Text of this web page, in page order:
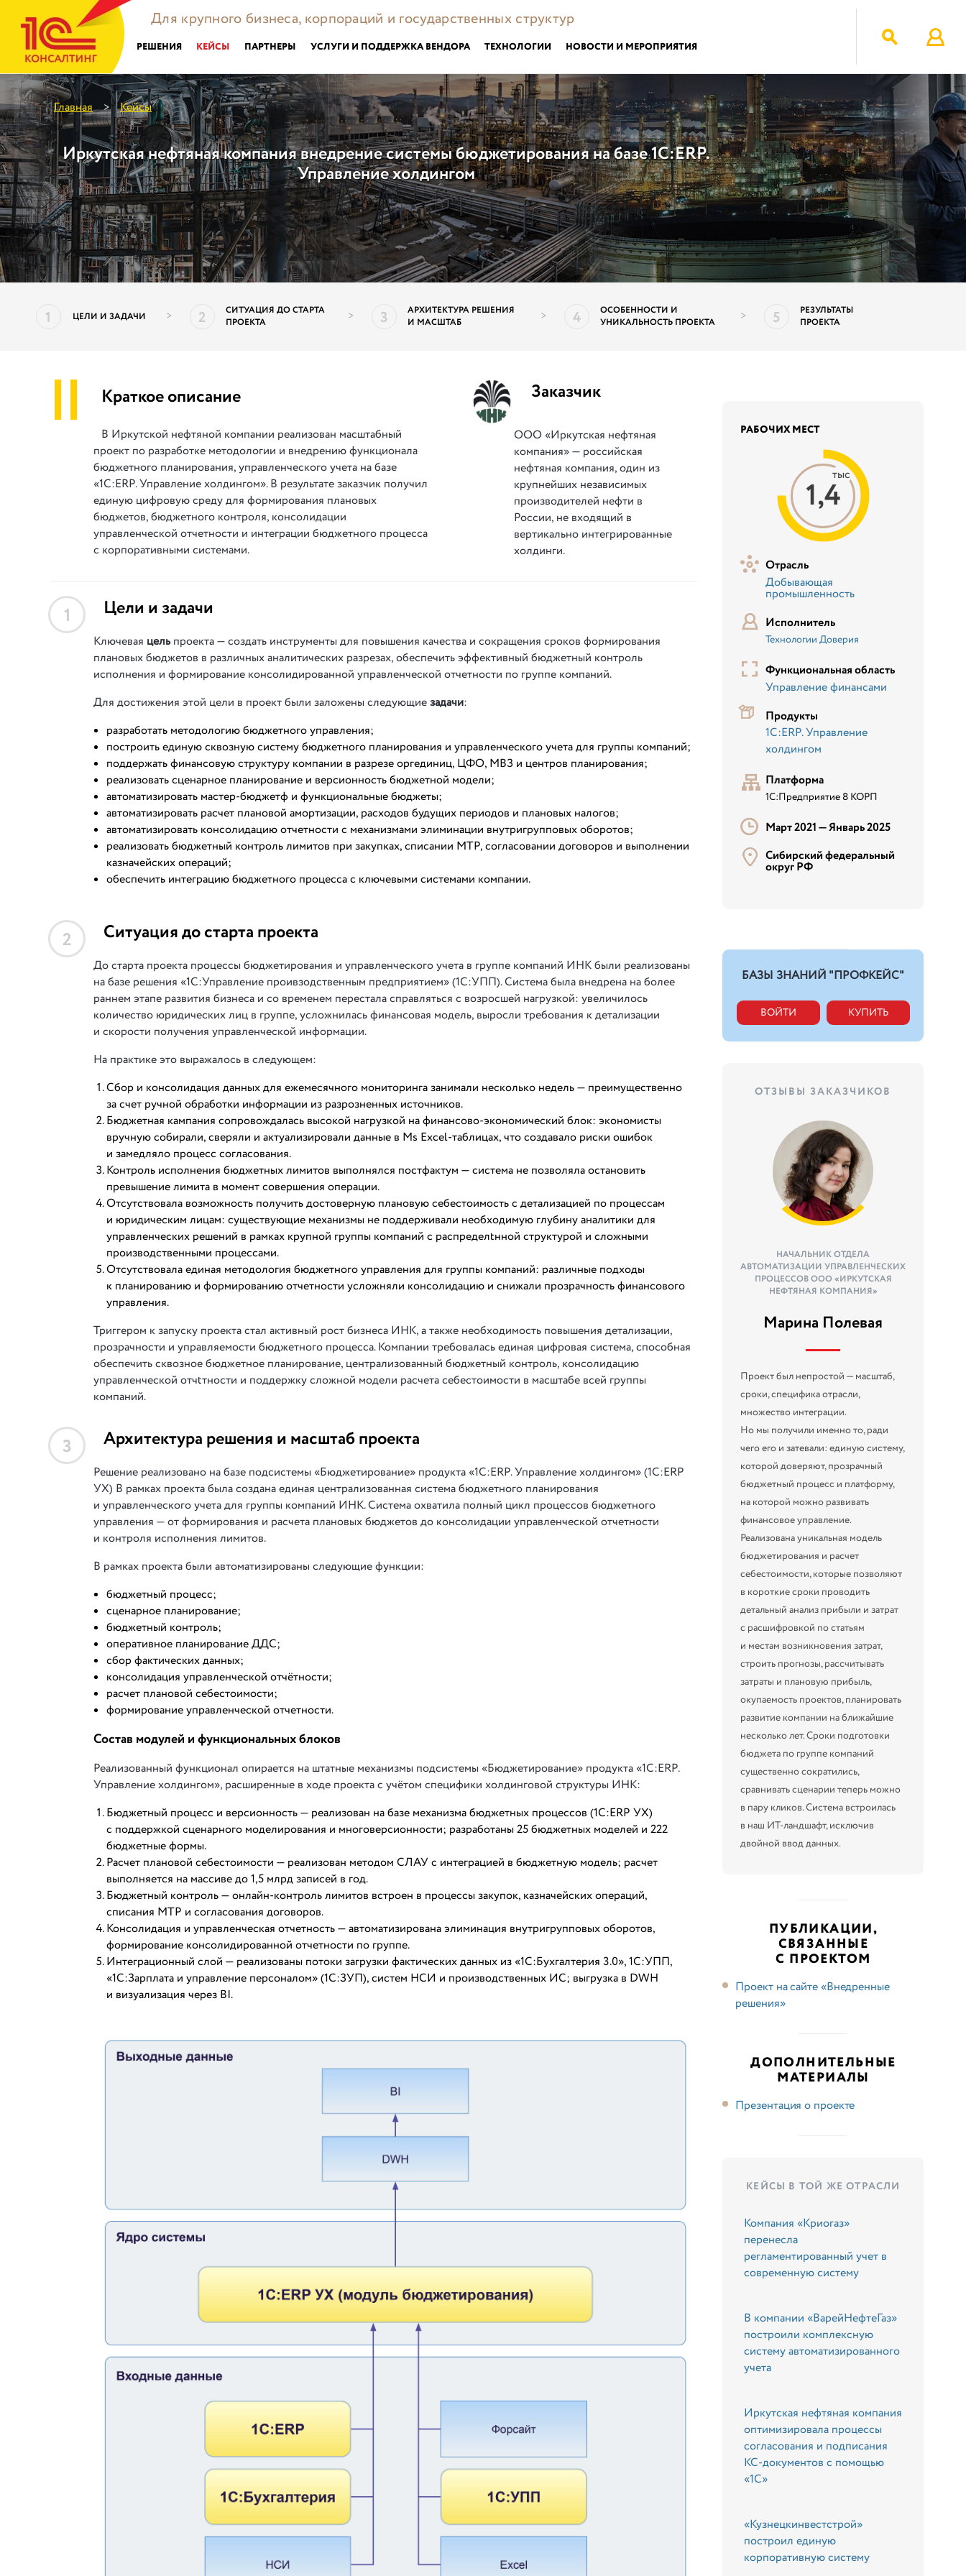
Для крупного бизнеса, корпораций и государственных структур
РЕШЕНИЯ КЕЙСЫ ПАРТНЕРЫ УСЛУГИ И ПОДДЕРЖКА ВЕНДОРА ТЕХНОЛОГИИ НОВОСТИ И МЕРОПРИЯТИЯ
Главная > Кейсы
Иркутская нефтяная компания внедрение системы бюджетирования на базе 1С:ERP.
Управление холдингом
1 ЦЕЛИ И ЗАДАЧИ > 2
СИТУАЦИЯ ДО СТАРТА
ПРОЕКТА
> 3
АРХИТЕКТУРА РЕШЕНИЯ
И МАСШТАБ
> 4
ОСОБЕННОСТИ И
УНИКАЛЬНОСТЬ ПРОЕКТА
> 5
РЕЗУЛЬТАТЫ
ПРОЕКТА
|| Краткое описание
В Иркутской нефтяной компании реализован масштабный
проект по разработке методологии и внедрению функционала
бюджетного планирования, управленческого учета на базе
«1С:ERP. Управление холдингом». В результате заказчик получил
единую цифровую среду для формирования плановых
бюджетов, бюджетного контроля, консолидации
управленческой отчетности и интеграции бюджетного процесса
с корпоративными системами.
Заказчик
ООО «Иркутская нефтяная
компания» — российская
нефтяная компания, один из
крупнейших независимых
производителей нефти в
России, не входящий в
вертикально интегрированные
холдинги.
1 Цели и задачи
Ключевая цельпроекта — создать инструменты для повышения качества и сокращения сроков формирования
плановых бюджетов в различных аналитических разрезах, обеспечить эффективный бюджетный контроль
исполнения и формирование консолидированной управленческой отчетности по группе компаний.
Для достижения этой цели в проект были заложены следующиезадачи:
разработать методологию бюджетного управления;
построить единую сквозную систему бюджетного планирования и управленческого учета для группы компаний;
поддержать финансовую структуру компании в разрезе оргединиц, ЦФО, МВЗ и центров планирования;
реализовать сценарное планирование и версионность бюджетной модели;
автоматизировать мастер-бюджетф и функциональные бюджеты;
автоматизировать расчет плановой амортизации, расходов будущих периодов и плановых налогов;
автоматизировать консолидацию отчетности с механизмами элиминации внутригрупповых оборотов;
реализовать бюджетный контроль лимитов при закупках, списании МТР, согласовании договоров и выполнении
казначейских операций;
обеспечить интеграцию бюджетного процесса с ключевыми системами компании.
2 Ситуация до старта проекта
До старта проекта процессы бюджетирования и управленческого учета в группе компаний ИНК были реализованы
на базе решения «1С:Управление проивзодственным предприятием» (1С:УПП). Система была внедрена на более
раннем этапе развития бизнеса и со временем перестала справляться с возросшей нагрузкой: увеличилось
количество юридических лиц в группе, усложнилась финансовая модель, выросли требования к детализации
и скорости получения управленческой информации.
На практике это выражалось в следующем:
Сбор и консолидация данных для ежемесячного мониторинга занимали несколько недель — преимущественно
за счет ручной обработки информации из разрозненных источников.
Бюджетная кампания сопровождалась высокой нагрузкой на финансово-экономический блок: экономисты
вручную собирали, сверяли и актуализировали данные в Ms Excel-таблицах, что создавало риски ошибок
и замедляло процесс согласования.
Контроль исполнения бюджетных лимитов выполнялся постфактум — система не позволяла остановить
превышение лимита в момент совершения операции.
Отсутствовала возможность получить достоверную плановую себестоимость с детализацией по процессам
и юридическим лицам: существующие механизмы не поддерживали необходимую глубину аналитики для
управленческих решений в рамках крупной группы компаний с распределtнной структурой и сложными
производственными процессами.
Отсутствовала единая методология бюджетного управления для группы компаний: различные подходы
к планированию и формированию отчетности усложняли консолидацию и снижали прозрачность финансового
управления.
Триггером к запуску проекта стал активный рост бизнеса ИНК, а также необходимость повышения детализации,
прозрачности и управляемости бюджетного процесса. Компании требовалась единая цифровая система, способная
обеспечить сквозное бюджетное планирование, централизованный бюджетный контроль, консолидацию
управленческой отчtтности и поддержку сложной модели расчета себестоимости в масштабе всей группы
компаний.
3 Архитектура решения и масштаб проекта
Решение реализовано на базе подсистемы «Бюджетирование» продукта «1С:ERP. Управление холдингом» (1С:ERP
УХ) В рамках проекта была создана единая централизованная система бюджетного планирования
и управленческого учета для группы компаний ИНК. Система охватила полный цикл процессов бюджетного
управления — от формирования и расчета плановых бюджетов до консолидации управленческой отчетности
и контроля исполнения лимитов.
В рамках проекта были автоматизированы следующие функции:
бюджетный процесс;
сценарное планирование;
бюджетный контроль;
оперативное планирование ДДС;
сбор фактических данных;
консолидация управленческой отчётности;
расчет плановой себестоимости;
формирование управленческой отчетности.
Состав модулей и функциональных блоков
Реализованный функционал опирается на штатные механизмы подсистемы «Бюджетирование» продукта «1С:ERP.
Управление холдингом», расширенные в ходе проекта с учётом специфики холдинговой структуры ИНК:
Бюджетный процесс и версионность — реализован на базе механизма бюджетных процессов (1С:ERP УХ)
с поддержкой сценарного моделирования и многоверсионности; разработаны 25 бюджетных моделей и 222
бюджетные формы.
Расчет плановой себестоимости — реализован методом СЛАУ с интеграцией в бюджетную модель; расчет
выполняется на массиве до 1,5 млрд записей в год.
Бюджетный контроль — онлайн-контроль лимитов встроен в процессы закупок, казначейских операций,
списания МТР и согласования договоров.
Консолидация и управленческая отчетность — автоматизирована элиминация внутригрупповых оборотов,
формирование консолидированной отчетности по группе.
Интеграционный слой — реализованы потоки загрузки фактических данных из «1С:Бухгалтерия 3.0», 1С:УПП,
«1С:Зарплата и управление персоналом» (1С:ЗУП), систем НСИ и производственных ИС; выгрузка в DWH
и визуализация через BI.
РАБОЧИХ МЕСТ
1,4
тыс
Отрасль
Добывающая
промышленность
Исполнитель
Технологии Доверия
Функциональная область
Управление финансами
Продукты
1С:ERP. Управление
холдингом
Платформа
1С:Предприятие 8 КОРП
Март 2021 —Январь 2025
Сибирский федеральный
округ РФ
БАЗЫ ЗНАНИЙ "ПРОФКЕЙС"
ВОЙТИ КУПИТЬ
ОТЗЫВЫ ЗАКАЗЧИКОВ
НАЧАЛЬНИК ОТДЕЛА
АВТОМАТИЗАЦИИ УПРАВЛЕНЧЕСКИХ
ПРОЦЕССОВ ООО «ИРКУТСКАЯ
НЕФТЯНАЯ КОМПАНИЯ»
Марина Полевая
Проект был непростой — масштаб,
сроки, специфика отрасли,
множество интеграции.
Но мы получили именно то, ради
чего его и затевали: единую систему,
которой доверяют, прозрачный
бюджетный процесс и платформу,
на которой можно развивать
финансовое управление.
Реализована уникальная модель
бюджетирования и расчет
себестоимости, которые позволяют
в короткие сроки проводить
детальный анализ прибыли и затрат
с расшифровкой по статьям
и местам возникновения затрат,
строить прогнозы, рассчитывать
затраты и плановую прибыль,
окупаемость проектов, планировать
развитие компании на ближайшие
несколько лет. Сроки подготовки
бюджета по группе компаний
существенно сократились,
сравнивать сценарии теперь можно
в пару кликов. Система встроилась
в наш ИТ-ландшафт, исключив
двойной ввод данных.
ПУБЛИКАЦИИ,
СВЯЗАННЫЕ
С ПРОЕКТОМ
Проект на сайте «Внедренные
решения»
ДОПОЛНИТЕЛЬНЫЕ
МАТЕРИАЛЫ
Презентация о проекте
КЕЙСЫ В ТОЙ ЖЕ ОТРАСЛИ
Компания «Криогаз»
перенесла
регламентированный учет в
современную систему
В компании «ВарейНефтеГаз»
построили комплексную
систему автоматизированного
учета
Иркутская нефтяная компания
оптимизировала процессы
согласования и подписания
КС-документов с помощью
«1С»
«Кузнецкинвестстрой»
построил единую
корпоративную систему